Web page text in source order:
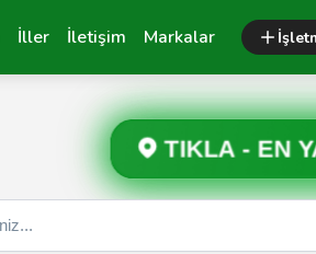
İller İletişim Markalar
TIKLA -EN